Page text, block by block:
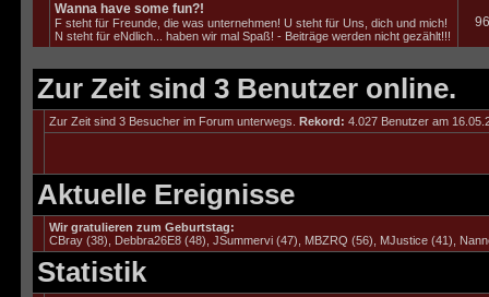
Wanna have some fun?!
F steht für Freunde, die was unternehmen! U steht für Uns, dich und mich!
N steht für eNdlich... haben wir mal Spaß! - Beiträge werden nicht gezählt!!!
Zur Zeit sind 3 Benutzer online.
Zur Zeit sind 3 Besucher im Forum unterwegs. Rekord: 4.027 Benutzer am
Aktuelle Ereignisse
Wir gratulieren zum Geburtstag:
CBray(38), Debbra26E8(48), JSummervi(47), MBZRQ (56), MJustice(41),
Statistik